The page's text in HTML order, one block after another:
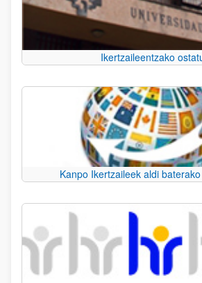
Ikertzaileentzako
Kanpo Ikertzaileek aldi